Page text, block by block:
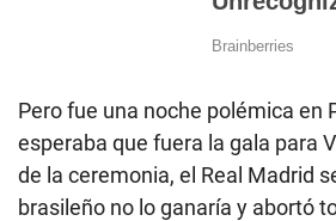
Pero fue una noche polémica en
esperaba que fuera la gala para
de la ceremonia, el Real Madrid
brasileño no lo ganaría y abortó